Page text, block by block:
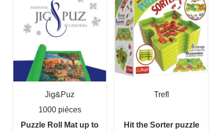
Jig&Puz
1000 pièces
Puzzle Roll Mat up to
Trefl
Hit the Sorter puzzle